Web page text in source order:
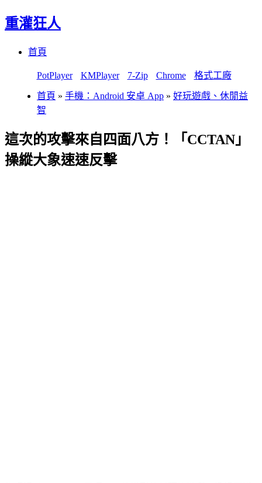
重灌狂人
首頁
PotPlayer KMPlayer 7-Zip Chrome 格式工廠
首頁 » 手機：Android 安卓 App » 好玩遊戲、休閒益
智
這次的攻擊來自四面八方！「CCTAN」
操縱大象速速反擊